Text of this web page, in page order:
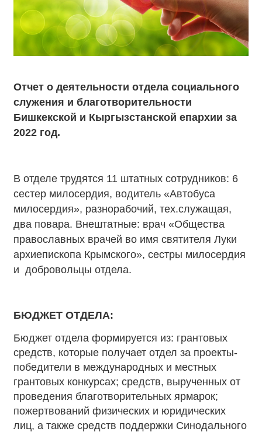
Отчет о деятельности отдела социального
служения и благотворительности
Бишкекской и Кыргызстанской епархии за
2022 год.
В отделе трудятся 11 штатных сотрудников: 6
сестер милосердия, водитель «Автобуса
милосердия», разнорабочий, тех.служащая,
два повара. Внештатные: врач «Общества
православных врачей во имя святителя Луки
архиепископа Крымского», сестры милосердия
и добровольцы отдела.
БЮДЖЕТ ОТДЕЛА:
Бюджет отдела формируется из: грантовых
средств, которые получает отдел за проекты-
победители в международных и местных
грантовых конкурсах; средств, вырученных от
проведения благотворительных ярмарок;
пожертвований физических и юридических
лиц, а также средств поддержки Синодального